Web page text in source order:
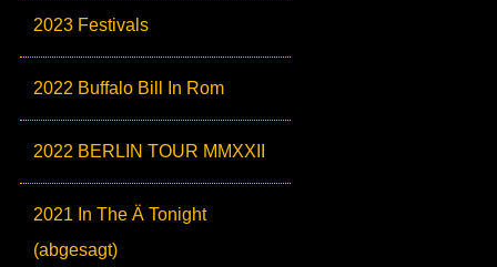
2023 Festivals
2022 Buffalo Bill In Rom
2022 BERLIN TOUR MMXXII
2021 In The Ä Tonight
(abgesagt)